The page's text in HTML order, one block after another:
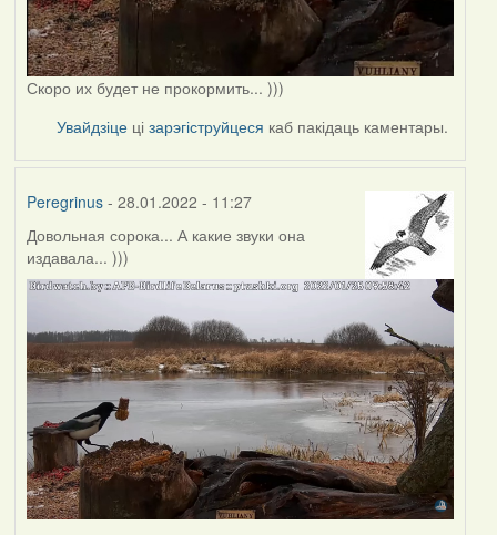
Скоро их будет не прокормить... )))
Увайдзіце цізарэгіструйцеся каб пакідаць каментары.
Peregrinus- 28.01.2022 - 11:27
Довольная сорока... А какие звуки она
издавала... )))